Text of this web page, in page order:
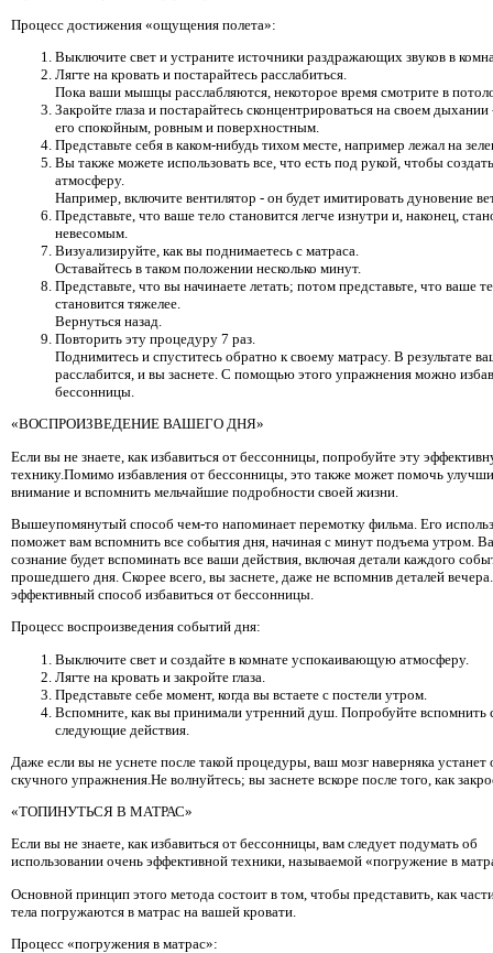
Процесс достижения «ощущения полета»:
Выключите свет и устраните источники раздражающих звуков в
Лягте на кровать и постарайтесь расслабиться.
Пока ваши мышцы расслабляются, некоторое время смотрите в
Закройте глаза и постарайтесь сконцентрироваться на своем дыхании
его спокойным, ровным и поверхностным.
Представьте себя в каком-нибудь тихом месте, например лежал на
Вы также можете использовать все, что есть под рукой, чтобы
атмосферу.
Например, включите вентилятор - он будет имитировать дуновение
Представьте, что ваше тело становится легче изнутри и, наконец,
невесомым.
Визуализируйте, как вы поднимаетесь с матраса.
Оставайтесь в таком положении несколько минут.
Представьте, что вы начинаете летать; потом представьте, что ваше
становится тяжелее.
Вернуться назад.
Повторить эту процедуру 7 раз.
Поднимитесь и спуститесь обратно к своему матрасу. В результате
расслабится, и вы заснете. С помощью этого упражнения можно
бессонницы.
«ВОСПРОИЗВЕДЕНИЕ ВАШЕГО ДНЯ»
Если вы не знаете, как избавиться от бессонницы, попробуйте эту
технику.Помимо избавления от бессонницы, это также может помочь
внимание и вспомнить мельчайшие подробности своей жизни.
Вышеупомянутый способ чем-то напоминает перемотку фильма. Его
поможет вам вспомнить все события дня, начиная с минут подъема утром.
сознание будет вспоминать все ваши действия, включая детали каждого
прошедшего дня. Скорее всего, вы заснете, даже не вспомнив деталей
эффективный способ избавиться от бессонницы.
Процесс воспроизведения событий дня:
Выключите свет и создайте в комнате успокаивающую атмосферу.
Лягте на кровать и закройте глаза.
Представьте себе момент, когда вы встаете с постели утром.
Вспомните, как вы принимали утренний душ. Попробуйте вспомнить
следующие действия.
Даже если вы не уснете после такой процедуры, ваш мозг наверняка устанет
скучного упражнения.Не волнуйтесь; вы заснете вскоре после того, как
«ТОПИНУТЬСЯ В МАТРАС»
Если вы не знаете, как избавиться от бессонницы, вам следует подумать об
использовании очень эффективной техники, называемой «погружение в
Основной принцип этого метода состоит в том, чтобы представить, как
тела погружаются в матрас на вашей кровати.
Процесс «погружения в матрас»: